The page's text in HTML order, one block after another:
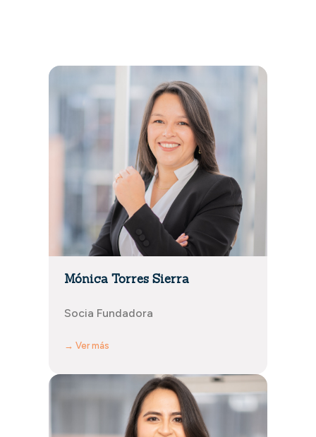
Mónica Torres Sierra
Socia Fundadora
→ Ver más